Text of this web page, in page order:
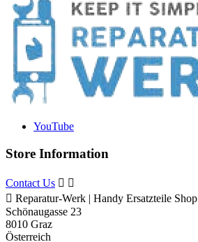
YouTube
Store Information
Contact Us  
 Reparatur-Werk | Handy Ersatzteile Shop
Schönaugasse 23
8010 Graz
Österreich